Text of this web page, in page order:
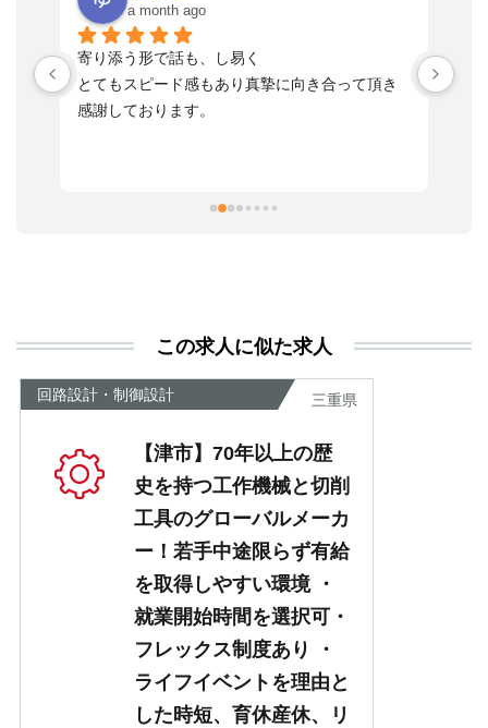
a month ago
寄り添う形で話も、し易く
とてもスピード感もあり真摯に向き合って頂き
感謝しております。
が
この求人に似た求人
回路設計・制御設計 三重県
【津市】70年以上の歴
史を持つ工作機械と切削
工具のグローバルメーカ
ー！若手中途限らず有給
を取得しやすい環境 ・
就業開始時間を選択可・
フレックス制度あり ・
ライフイベントを理由と
した時短、育休産休、リ